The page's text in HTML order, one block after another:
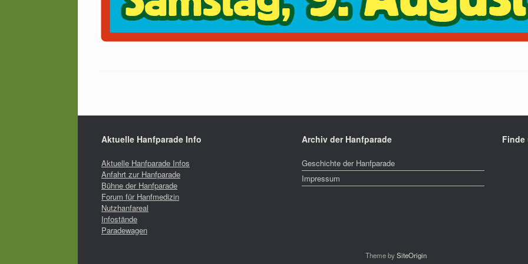
Aktuelle Hanfparade Info
Aktuelle Hanfparade Infos
Anfahrt zur Hanfparade
Bühne der Hanfparade
Forum für Hanfmedizin
Nutzhanfareal
Infostände
Paradewagen
Archiv der Hanfparade
Geschichte der Hanfparade
Impressum
Finde
Theme bySiteOrigin